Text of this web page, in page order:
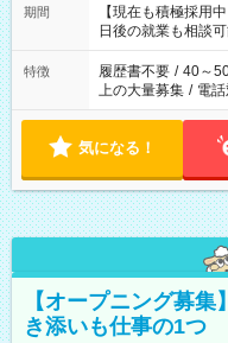
たくない」 など、ご希
の方へ 今ご覧のお
の勤務時間。 合計
期間
【現在も積極採用
日後の就業も相談可
特徴 履歴書不要 / 40～
上の大量募集 / 電
気になる！
【オープニング募
き添いも仕事の1つ